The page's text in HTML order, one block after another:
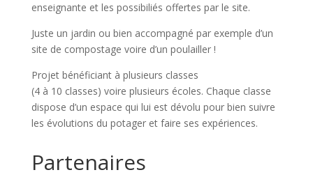
enseignante et les possibiliés offertes par le site.
Juste un jardin ou bien accompagné par exemple d’un
site de compostage voire d’un poulailler !
Projet bénéficiant à plusieurs classes
(4 à 10 classes) voire plusieurs écoles. Chaque classe
dispose d’un espace qui lui est dévolu pour bien suivre
les évolutions du potager et faire ses expériences.
Partenaires